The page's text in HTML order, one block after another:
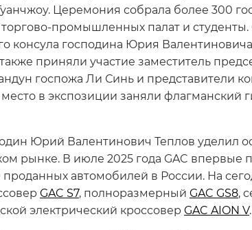
Церемония собрала более 300
торгово-промышленных палат и
консула господина Юрия
приняли участие заместитель
госпожа Ли Синь и
в экспозиции заняли флагманский
Юрий Валентинович Теплов уделил
рынке. В июле 2025 года GAC впервые
автомобилей в России. На
GAC S7, полноразмерный GAC GS8,
электрический кроссовер GAC AION V.